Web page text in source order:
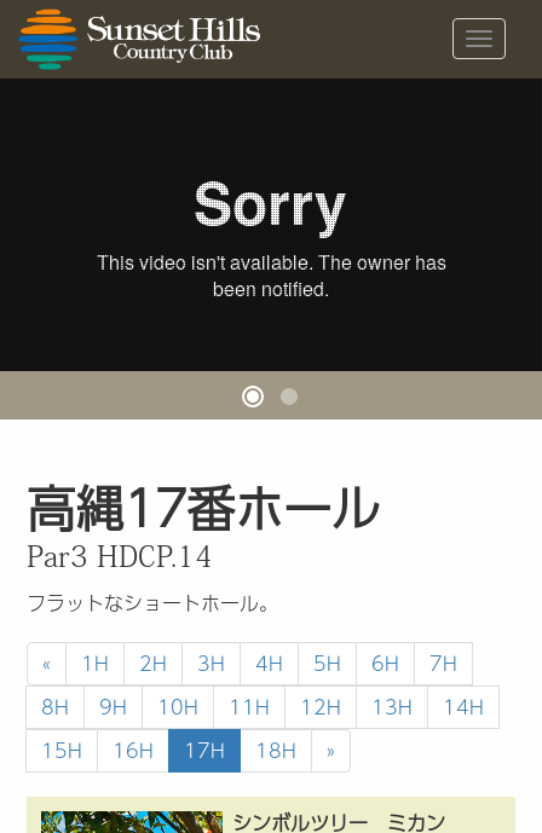
メ
ニ
Loading...
高縄17番ホール
Par3 HDCP.14
フラットなショートホール。
«
1H 2H 3H 4H 5H 6H
7H
8H
9H 10H 11H 12H 13H
14H
15H
16H 17H 18H »
シンボルツリー ミカン